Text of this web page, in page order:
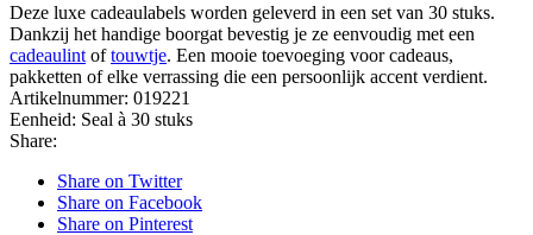
Deze luxe cadeaulabels worden geleverd in een set van 30 stuks.
Dankzij het handige boorgat bevestig je ze eenvoudig met een
cadeaulint oftouwtje. Een mooie toevoeging voor cadeaus,
pakketten of elke verrassing die een persoonlijk accent verdient.
Artikelnummer: 019221
Eenheid: Seal à 30 stuks
Share:
Share on Twitter
Share on Facebook
Share on Pinterest